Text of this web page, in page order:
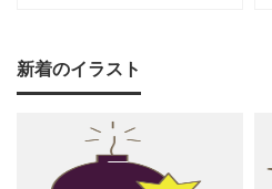
フが紙面いっぱいに踊
る、グリーン調の軽やか
アノやリトミック、コー
ラスなどの各種レッスン
はもちろん、野外ライ
新着のイラスト